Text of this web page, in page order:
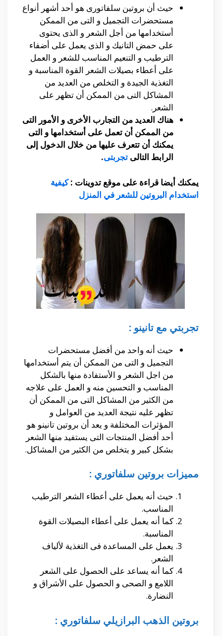
حيث أن بروتين سلفاتورى هو أحد أشهر أنواع
مستحضرات التجميل و التى من الممكن
أستخدامها من أجل الشعر و الذى يحتوى
على حمض التانيك و الذى يعمل على أضفاء
الترطيب و التنعيم المناسب للشعر و العمل
على أعطاء بصيلات الشعر القوة المناسبة و
التغذية الجيدة و التخلص من العديد من
المشاكل التى من الممكن أن تظهر على
الشعر.
هناك العديد من التجارب الأخرى و الأمور التى
من الممكن أن تعمل على أستخدامها و التى
يمكنك أن تتعرف عليها من خلال الدخول إلى
الرابط التالى تجربتى.
يمكنك أيضا قراءة على موقع تدوينات :كيفية
استخدام البروتين للشعر في المنزل
تجربتي مع تانينو :
حيث أنه واحد من أفضل مستحضرات
التجميل و التى من الممكن أن يتم أستخدامها
من اجل الشعر و الأستفادة منها بالشكل
المناسب و التحسين منه و العمل على علاجه
من الكثير من المشاكل التى من الممكن أن
تظهر عليه نتيجة العديد من العوامل و
المؤثرات المختلفة و يعد أن بروتين تانينو هو
أحد أفضل المنتجات التى يستفيد منها الشعر
بشكل كبير و يتخلص من الكثير من المشاكل.
مميزات بروتين سلفاتوري :
حيث أنه يعمل على أعطاء الشعر الترطيب
المناسب.
كما أنه يعمل على أعطاء البصيلات القوة
المناسبة.
يعمل على المساعدة فى التغذية لألياف
الشعر.
كما أنه يساعد على الحصول على الشعر
اللامع و الصحى و الحصول على الأشراق و
النضارة.
بروتين الذهب البرازيلي سلفاتوري :